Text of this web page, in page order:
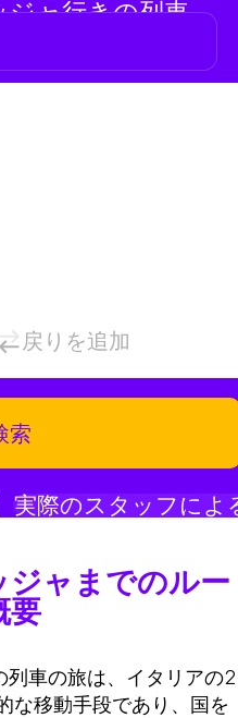
ャ行きの列車
戻りを追加
索
実際のスタッフによ
ジャまでのルー
要
列車の旅は、イタリアの2
な移動手段であり、国を